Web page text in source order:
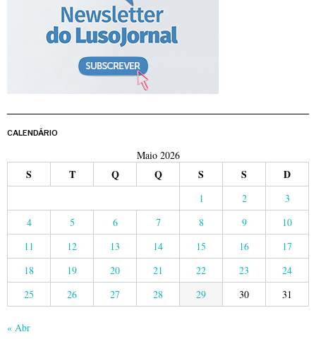
CALENDÁRIO
Maio 2026
S T Q Q S S D
1 2
3
4
5 6 7 8 9
10
11
12 13 14 15 16
17
18
19 20 21 22 23
24
25
26 27 28 29 30 31
« Abr